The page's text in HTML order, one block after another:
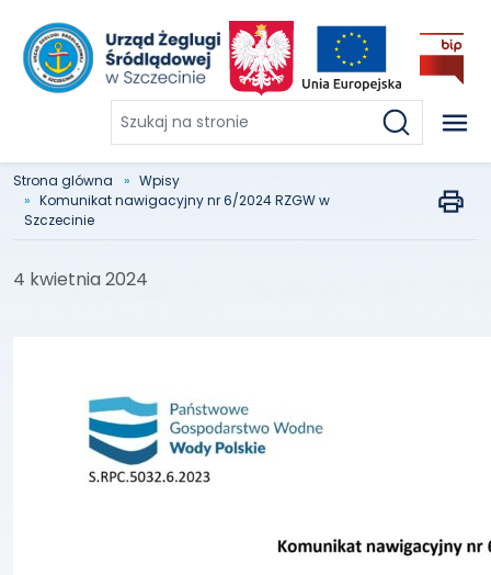
Szukaj
na
stronie
Strona glówna
Wpisy
Komunikat nawigacyjny nr 6/2024 RZGW w
Szczecinie
4 kwietnia 2024